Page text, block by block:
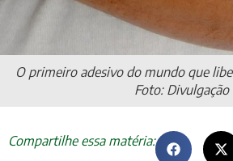
O primeiro adesivo do mundo que
Foto: Divulgação
Compartilhe essa matéria: